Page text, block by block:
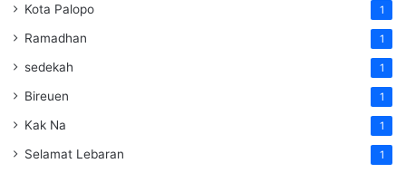
Kota Palopo 1
Ramadhan 1
sedekah 1
Bireuen 1
Kak Na 1
Selamat Lebaran 1